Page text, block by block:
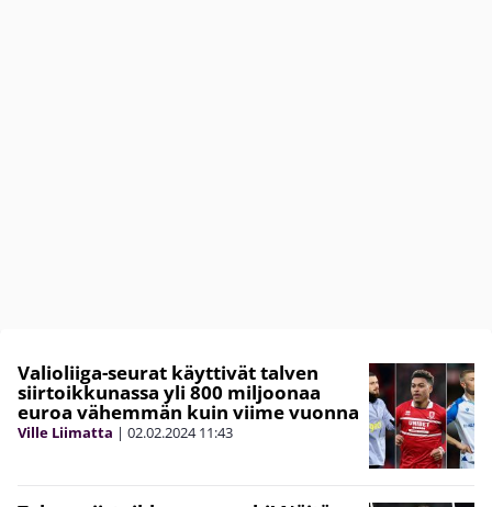
Valioliiga-seurat käyttivät talven
siirtoikkunassa yli 800 miljoonaa
euroa vähemmän kuin viime vuonna
Ville Liimatta | 02.02.2024 11:43